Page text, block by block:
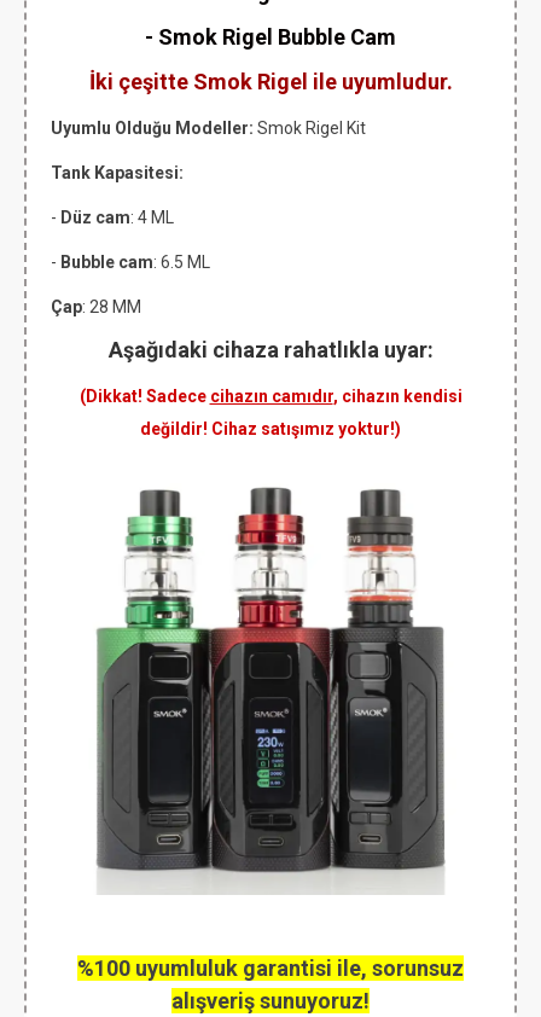
- Smok Rigel Bubble Cam
İki çeşitte Smok Rigel ile uyumludur.
Uyumlu Olduğu Modeller: Smok Rigel Kit
Tank Kapasitesi:
- Düz cam: 4 ML
- Bubble cam: 6.5 ML
Çap: 28 MM
Aşağıdaki cihaza rahatlıkla uyar:
(Dikkat! Sadece cihazın camıdır, cihazın kendisi
değildir! Cihaz satışımız yoktur!)
%100 uyumluluk garantisi ile, sorunsuz
alışveriş sunuyoruz!